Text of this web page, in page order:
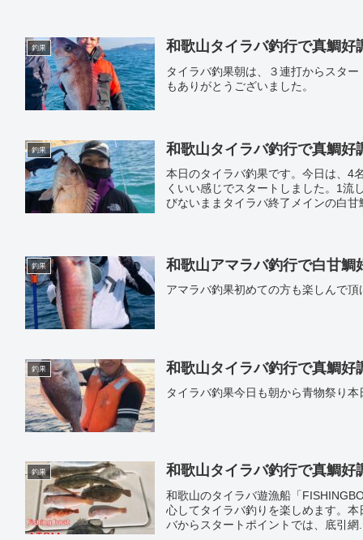
釣果 和歌山タイラバ釣行で真鯛
タイラバ釣果朝は、３連打からスタ
もありがとうございました。
釣果 和歌山タイラバ釣行で真鯛
本日のタイラバ釣果です。今日は、4
くいい感じでスタートしました。1流
びないままタイラバ終了メインの白
釣果 和歌山アマラバ釣行で白甘
アマラバ釣果初めての方も楽しんで
釣果 和歌山タイラバ釣行で真鯛
タイラバ釣果今日も朝から青物祭り
釣果 和歌山タイラバ釣行で真鯛
和歌山のタイラバ遊漁船「
心してタイラバ釣りを楽しめます。
バからスタートポイントでは、底引網